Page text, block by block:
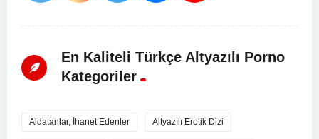
En Kaliteli Türkçe Altyazılı Porno
Kategoriler
Aldatanlar, İhanet Edenler Altyazılı Erotik Dizi